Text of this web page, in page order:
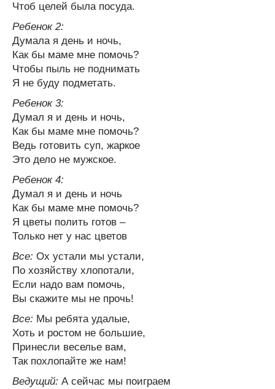
Чтоб целей была посуда.
Ребенок 2:
Думала я день и ночь,
Как бы маме мне помочь?
Чтобы пыль не поднимать
Я не буду подметать.
Ребенок 3:
Думал я и день и ночь,
Как бы маме мне помочь?
Ведь готовить суп, жаркое
Это дело не мужское.
Ребенок 4:
Думал я и день и ночь
Как бы маме мне помочь?
Я цветы полить готов –
Только нет у нас цветов
Все: Ох устали мы устали,
По хозяйству хлопотали,
Если надо вам помочь,
Вы скажите мы не прочь!
Все: Мы ребята удалые,
Хоть и ростом не большие,
Принесли веселье вам,
Так похлопайте же нам!
Ведущий: А сейчас мы поиграем